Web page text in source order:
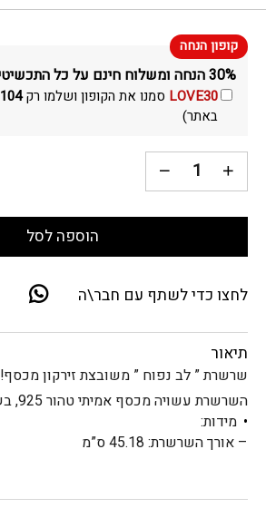
30% הנחה ומשלוח חינם על כל התכשיטים באתר!
LOVE30 סמנו את הקופון ושלמו רק104
באתר)
הוספה לסל
לחצו כדי לשתף עם חבר\ה
תיאור
שרשרת ” לב נפוח ” משובצת זירקון מכסף!
השרשרת עשויה מכסף אמיתי טהור 925, בשיבוץ זירקונים!
​מידות:
– אורך השרשרת: 45.18 ס”מ